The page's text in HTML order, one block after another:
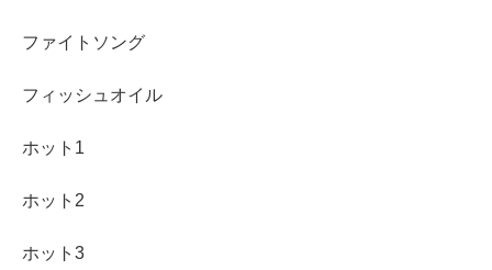
ファイトソング
フィッシュオイル
ホット1
ホット2
ホット3